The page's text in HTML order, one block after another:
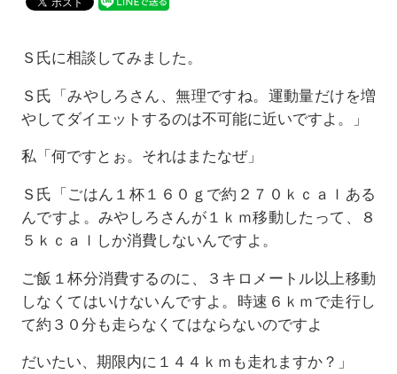
Ｓ氏に相談してみました。
Ｓ氏「みやしろさん、無理ですね。運動量だけを増
やしてダイエットするのは不可能に近いですよ。」
私「何ですとぉ。それはまたなぜ」
Ｓ氏「ごはん１杯１６０ｇで約２７０ｋｃａｌある
んですよ。みやしろさんが１ｋｍ移動したって、８
５ｋｃａｌしか消費しないんですよ。
ご飯１杯分消費するのに、３キロメートル以上移動
しなくてはいけないんですよ。時速６ｋｍで走行し
て約３０分も走らなくてはならないのですよ
だいたい、期限内に１４４ｋｍも走れますか？」